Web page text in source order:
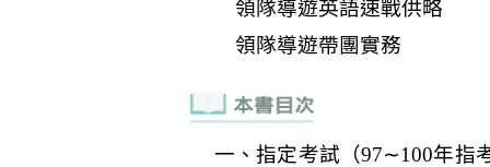
一、指定考試（97∼100年指考